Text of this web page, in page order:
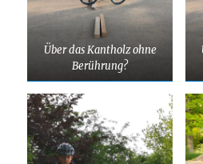
Über das Kantholz ohne
Berührung?